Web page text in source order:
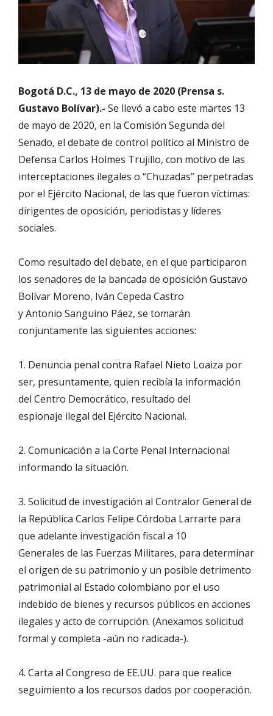
Bogotá D.C., 13 de mayo de 2020 (Prensa s.
Gustavo Bolívar).- Se llevó a cabo este martes 13
de mayo de 2020, en la Comisión Segunda del
Senado, el debate de control político al Ministro de
Defensa Carlos Holmes Trujillo, con motivo de las
interceptaciones ilegales o “Chuzadas” perpetradas
por el Ejército Nacional, de las que fueron víctimas:
dirigentes de oposición, periodistas y líderes
sociales.
Como resultado del debate, en el que participaron
los senadores de la bancada de oposición Gustavo
Bolívar Moreno, Iván Cepeda Castro
y Antonio Sanguino Páez, se tomarán
conjuntamente las siguientes acciones:
1. Denuncia penal contra Rafael Nieto Loaiza por
ser, presuntamente, quien recibía la información
del Centro Democrático, resultado del
espionaje ilegal del Ejército Nacional.
2. Comunicación a la Corte Penal Internacional
informando la situación.
3. Solicitud de investigación al Contralor General de
la República Carlos Felipe Córdoba Larrarte para
que adelante investigación fiscal a 10
Generales de las Fuerzas Militares, para determinar
el origen de su patrimonio y un posible detrimento
patrimonial al Estado colombiano por el uso
indebido de bienes y recursos públicos en acciones
ilegales y acto de corrupción. (Anexamos solicitud
formal y completa -aún no radicada-).
4. Carta al Congreso de EE.UU. para que realice
seguimiento a los recursos dados por cooperación.